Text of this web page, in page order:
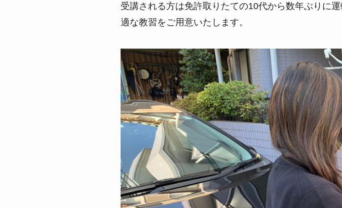
受講される方は免許取りたての10代から数年ぶりに
適な教習をご用意いたします。